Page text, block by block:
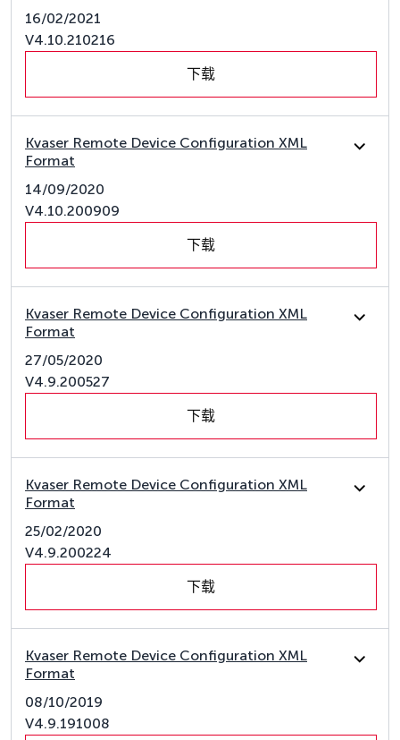
16/02/2021
V4.10.210216
下载
Kvaser Remote Device Configuration XML
Format
14/09/2020
V4.10.200909
下载
Kvaser Remote Device Configuration XML
Format
27/05/2020
V4.9.200527
下载
Kvaser Remote Device Configuration XML
Format
25/02/2020
V4.9.200224
下载
Kvaser Remote Device Configuration XML
Format
08/10/2019
V4.9.191008